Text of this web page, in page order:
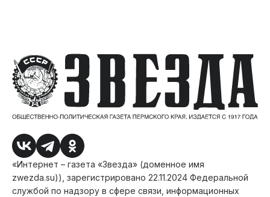
«Интернет – газета «Звезда» (доменное имя
zwezda.su)), зарегистрировано 22.11.2024 Федеральной
службой по надзору в сфере связи, информационных